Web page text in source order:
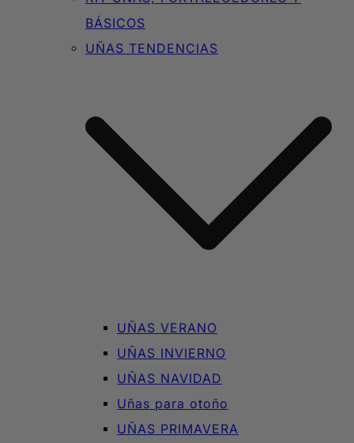
BÁSICOS
UÑAS TENDENCIAS
UÑAS VERANO
UÑAS INVIERNO
UÑAS NAVIDAD
Uñas para otoño
UÑAS PRIMAVERA